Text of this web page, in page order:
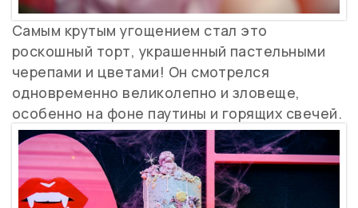
Самым крутым угощением стал это
роскошный торт, украшенный пастельными
черепами и цветами! Он смотрелся
одновременно великолепно и зловеще,
особенно на фоне паутины и горящих свечей.